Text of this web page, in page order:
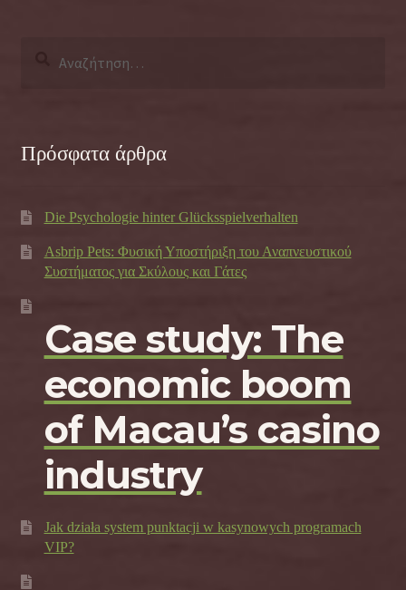
Πρόσφατα άρθρα
Die Psychologie hinter Glücksspielverhalten
Asbrip Pets: Φυσική Υποστήριξη του Αναπνευστικού
Συστήματος για Σκύλους και Γάτες
Case study: The
economic boom
of Macau’s casino
industry
Jak działa system punktacji w kasynowych programach
VIP?